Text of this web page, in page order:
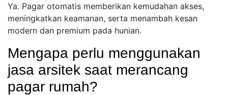
Ya. Pagar otomatis memberikan kemudahan akses,
meningkatkan keamanan, serta menambah kesan
modern dan premium pada hunian.
Mengapa perlu menggunakan
jasa arsitek saat merancang
pagar rumah?